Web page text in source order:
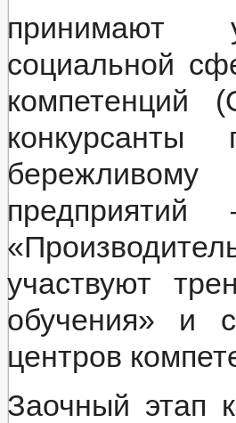
принимают
социальной
компетенций
участвуют
обучения» и
центров
Заочный этап